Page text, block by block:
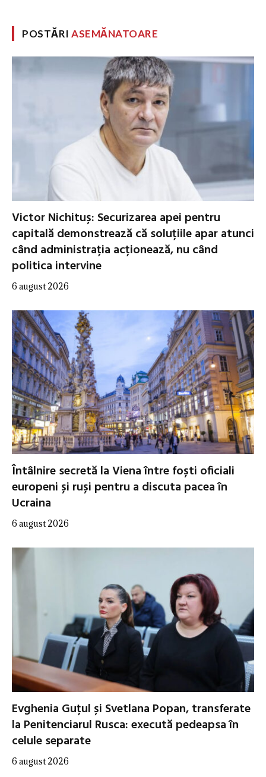
POSTĂRIASEMĂNATOARE
Victor Nichituș: Securizarea apei pentru
capitală demonstrează că soluțiile apar atunci
când administrația acționează, nu când
politica intervine
6 august 2026
Întâlnire secretă la Viena între foști oficiali
europeni și ruși pentru a discuta pacea în
Ucraina
6 august 2026
Evghenia Guțul și Svetlana Popan, transferate
la Penitenciarul Rusca: execută pedeapsa în
celule separate
6 august 2026